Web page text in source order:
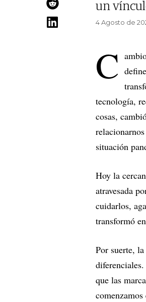
un
4 Agosto de
C
tecnología,
cosas,
situación
Hoy la
atravesada
cuidarlos,
transformó
Por suerte,
que las